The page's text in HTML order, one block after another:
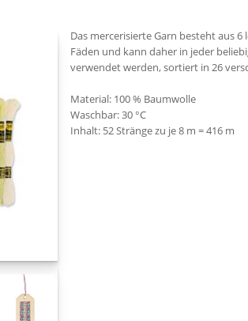
Das mercerisierte Garn besteht aus 6
Fäden und kann daher in jeder
verwendet werden, sortiert in 26
Material: 100 % Baumwolle
Waschbar: 30 °C